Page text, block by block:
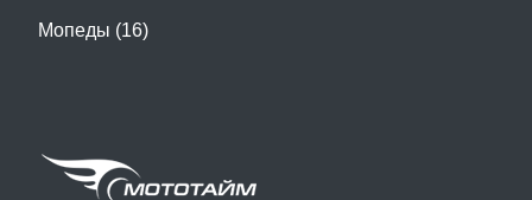
Мопеды (16)